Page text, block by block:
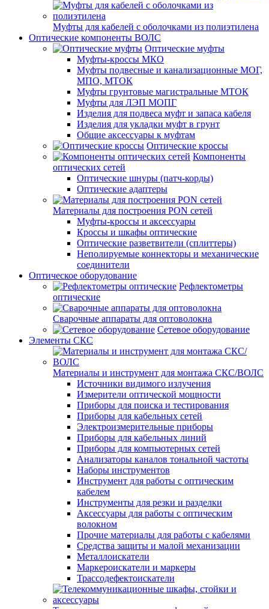
Муфты для кабелей с оболочками из полиэтилена
Оптические компоненты ВОЛС
Оптические муфты
Муфты-кроссы МКО
Муфты подвесные и канализационные МОГ,
МПО, МТОК
Муфты грунтовые магистральные МТОК
Муфты для ЛЭП МОПГ
Изделия для подвеса муфт и запаса кабеля
Изделия для укладки муфт в грунт
Общие аксессуары к муфтам
Оптические кроссы
Компоненты
оптических сетей
Оптические шнуры (патч-корды)
Оптические адаптеры
Материалы для построения PON сетей
Муфты-кроссы и аксессуары
Кроссы и шкафы оптические
Оптические разветвители (сплиттеры)
Неполируемые коннекторы и механические
соединители
Оптическое оборудование
Рефлектометры
оптические
Сварочные аппараты для оптоволокна
Сетевое оборудование
Элементы СКС
Материалы и инструмент для монтажа СКС/ВОЛС
Источники видимого излучения
Измерители оптической мощности
Приборы для поиска и тестирования
Приборы для кабельных сетей
Электроизмерительные приборы
Приборы для кабельных линий
Приборы для компьютерных сетей
Анализаторы каналов тональной частоты
Наборы инструментов
Инструмент для работы с оптическим
кабелем
Инструменты для резки и разделки
Аксессуары для работы с оптическим
волокном
Прочие материалы для работы с кабелями
Средства защиты и малой механизации
Металлоискатели
Маркероискатели и маркеры
Трассодефектоискатели